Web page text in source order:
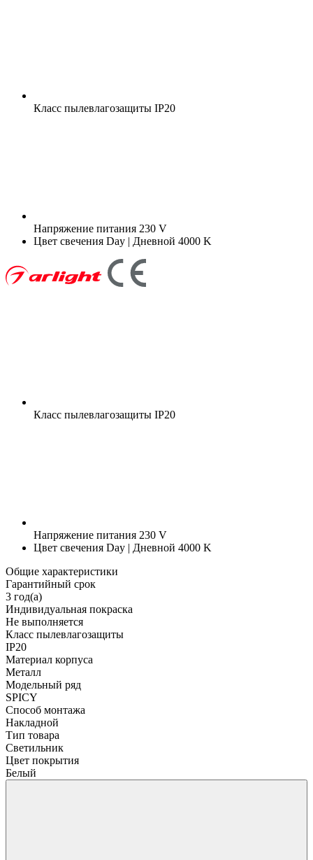
Класс пылевлагозащиты IP20
Напряжение питания 230 V
Цвет свечения Day | Дневной 4000 K
Класс пылевлагозащиты IP20
Напряжение питания 230 V
Цвет свечения Day | Дневной 4000 K
Общие характеристики
Гарантийный срок
3 год(а)
Индивидуальная покраска
Не выполняется
Класс пылевлагозащиты
IP20
Материал корпуса
Металл
Модельный ряд
SPICY
Способ монтажа
Накладной
Тип товара
Светильник
Цвет покрытия
Белый